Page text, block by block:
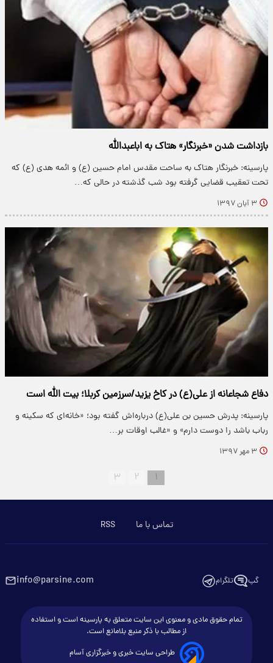
بازداشت شدن «خبرنگار» هتاک به اباعبدالله
پارسینه: خبرنگار هتاک به ساحت مقدس امام حسین (ع) و ائمه هدی (ع) که
تحت تعقیب قضایی گرفته بود شب گذشته در حالی که…
۳ آبان ۱۳۹۷
دفاع شجاعانه از علی(ع) در کاخ یزید/سرزمین کربلا؛ بیت الله است
پارسینه: پدرش حسین بن علی(ع) درباره‌اش گفته بود؛ «خانه‌ای که سکینه و
رباب باشد را دوست دارم» و «غالب اوقات بر…
۳ مهر ۱۳۹۷
۱ ۲ ۳
تماس با ما RSS
گپ تلگرام info@parsine.com
تمام حقوق مادی و معنوی این سایت متعلق به پارسینه است و استفاده
از مطالب با ذکر منبع بلامانع است.
طراحی سایت خبری و خبرگزاری آسام